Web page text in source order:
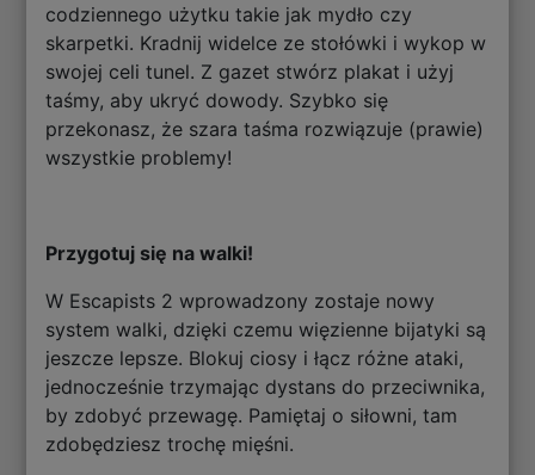
codziennego użytku takie jak mydło czy
skarpetki. Kradnij widelce ze stołówki i wykop w
swojej celi tunel. Z gazet stwórz plakat i użyj
taśmy, aby ukryć dowody. Szybko się
przekonasz, że szara taśma rozwiązuje (prawie)
wszystkie problemy!
Przygotuj się na walki!
W Escapists 2 wprowadzony zostaje nowy
system walki, dzięki czemu więzienne bijatyki są
jeszcze lepsze. Blokuj ciosy i łącz różne ataki,
jednocześnie trzymając dystans do przeciwnika,
by zdobyć przewagę. Pamiętaj o siłowni, tam
zdobędziesz trochę mięśni.